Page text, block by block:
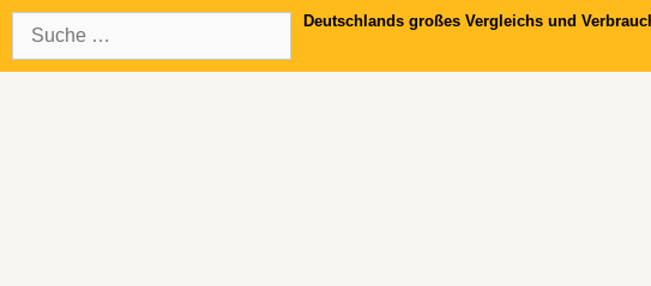
Springe
zum
Inhalt
nach:
Deutschlands großes Vergleichs und